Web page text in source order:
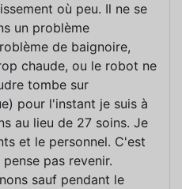
où peu. Il ne se
un problème
de baignoire,
chaude, ou le robot ne
tombe sur
pour l'instant je suis à
au lieu de 27 soins. Je
et le personnel. C'est
pas revenir.
sauf pendant le